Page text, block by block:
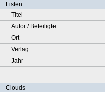
Listen
Titel
Autor / Beteiligte
Ort
Verlag
Jahr
Clouds